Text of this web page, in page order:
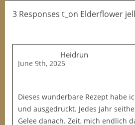
3 Responses t_on Elderflower
Heidrun
June 9th, 2025
Dieses wunderbare Rezept habe
und ausgedruckt. Jedes Jahr
Gelee danach. Zeit, mich endlich